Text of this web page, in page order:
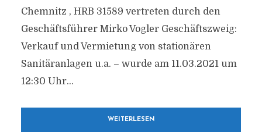
Chemnitz , HRB 31589 vertreten durch den
Geschäftsführer Mirko Vogler Geschäftszweig:
Verkauf und Vermietung von stationären
Sanitäranlagen u.a. – wurde am 11.03.2021 um
12:30 Uhr...
WEITERLESEN